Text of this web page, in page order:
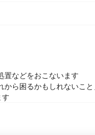
置などをおこないます
から困るかもしれないこと